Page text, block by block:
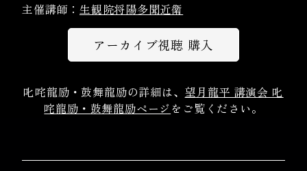
主催講師： 生観院将陽多聞近衛
アーカイブ視聴 購入
叱咤龍励・鼓舞龍励の詳細は、 望月龍平 講演会 叱
咤龍励・鼓舞龍励ページをご覧ください。